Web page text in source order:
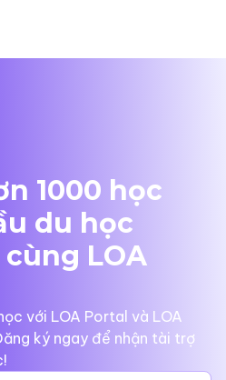
1000 học
du học
LOA
với LOA Portal và LOA
ký ngay để nhận tài trợ